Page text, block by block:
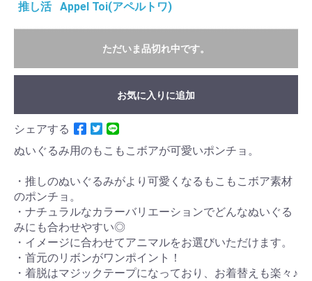
推し活
Appel Toi(アペルトワ)
ただいま品切れ中です。
お気に入りに追加
シェアする
ぬいぐるみ用のもこもこボアが可愛いポンチョ。
・推しのぬいぐるみがより可愛くなるもこもこボア素材
のポンチョ。
・ナチュラルなカラーバリエーションでどんなぬいぐる
みにも合わせやすい◎
・イメージに合わせてアニマルをお選びいただけます。
・首元のリボンがワンポイント！
・着脱はマジックテープになっており、お着替えも楽々♪